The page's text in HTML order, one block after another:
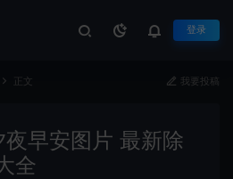
登录
正文 我要投稿
夜早安图片 最新除
全